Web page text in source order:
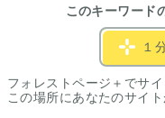
このキーワード
１
フォレストページ＋でサ
この場所にあなたのサイト